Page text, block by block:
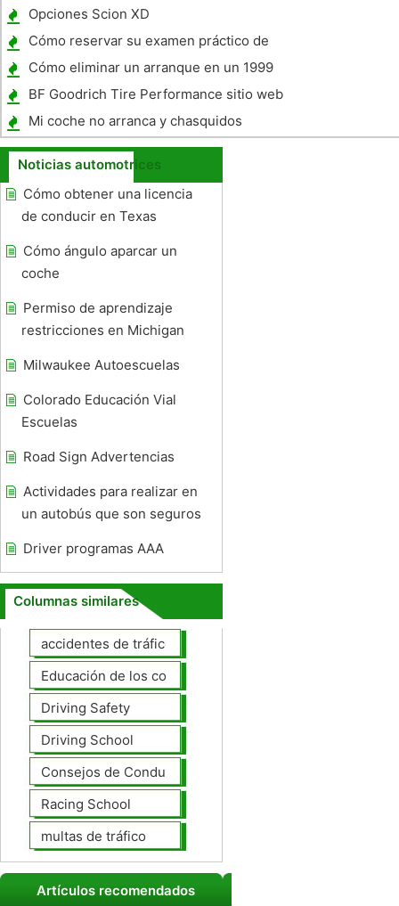
Chevy
Opciones Scion XD
Cómo reservar su examen práctico de
conducción en línea
Cómo eliminar un arranque en un 1999
Nissan Sentra automático
BF Goodrich Tire Performance sitio web
Mi coche no arranca y chasquidos
Noticias automotrices
Cómo obtener una licencia
de conducir en Texas
Cómo ángulo aparcar un
coche
Permiso de aprendizaje
restricciones en Michigan
Milwaukee Autoescuelas
Colorado Educación Vial
Escuelas
Road Sign Advertencias
Actividades para realizar en
un autobús que son seguros
Driver programas AAA
Columnas similares
accidentes de tráfico
Educación de los conductores
Driving Safety
Driving School
Consejos de Conducción
Racing School
multas de tráfico
Artículos recomendados